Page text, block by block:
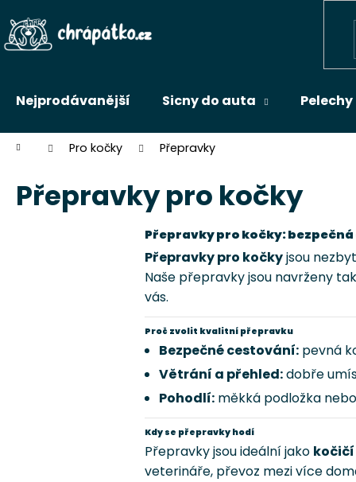
na
obsah
Nejprodávanější Sicny do auta Pelechy
Domů Pro kočky Přepravky
Přepravky pro kočky
Přepravky pro kočky:
Přepravky pro kočkyjsou
Naše přepravky jsou navrženy
vás.
Proč zvolit kvalitní přepravku
Bezpečné cestování: pevná
Větrání a přehled:dobře
Pohodlí: měkká podložka
Kdy se přepravky hodí
Přepravky jsou ideální jako
veterináře, převoz mezi více
o
š
Zpět